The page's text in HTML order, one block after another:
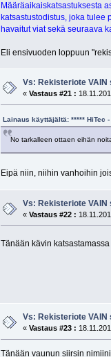
Määräaikaiskatsastuksesta
katsastustodistus, joka tulee
havaitut viat sekä seuraava
Eli ensivuoden loppuun
Vs: Rekisteriote VAIN
«Vastaus #21 :
Lainaus käyttäjältä: *****
No tarkalleen ottaen eihän
Eipä niin, niihin vanhoihin
Vs: Rekisteriote VAIN
«Vastaus #22 :
Tänään kävin
Vs: Rekisteriote VAIN
«Vastaus #23 :
Tänään vaunun siirsin